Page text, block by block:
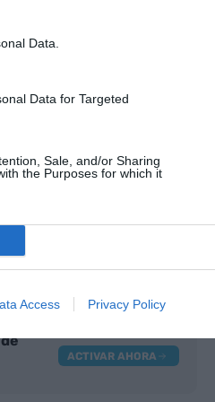
Data.
Data for Targeted
Sale, and/or Sharing
the Purposes for which it
Access Privacy Policy
Securitas han
para afrontar
descansos”
del estrés laboral”.
pero a la vez ha
público con motivo de
que “pretende dar
plantilla después del
del servicio.
ACTIVAR AHORA